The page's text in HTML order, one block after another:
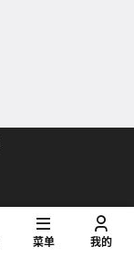
菜单 我的